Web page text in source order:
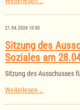
Bäk
21.04.2026 10:30
Sitzung des
Soziales am
Sitzung des Ausschusses
Weiterlesen …
Ausschusses